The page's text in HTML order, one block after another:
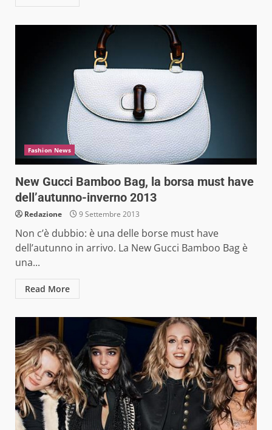
Fashion News
New Gucci Bamboo Bag, la borsa must have
dell’autunno-inverno 2013
Redazione 9 Settembre 2013
Non c’è dubbio: è una delle borse must have
dell’autunno in arrivo. La New Gucci Bamboo Bag è
una...
Read More